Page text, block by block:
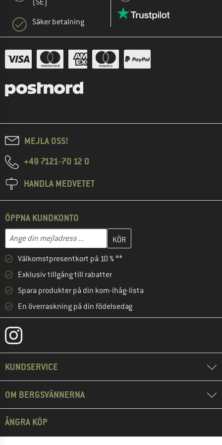
(SE)
Säker betalning
MEJLA OSS!
+49 7121-70 12 0
HANDLA MEDVETET
ÖPPNA KUNDKONTO
Mejladress
Skriv in din e-postadress här och skapa ditt kundkonto i nästa
Välkomstpresentkort på 10 % **
Exklusiv tillgång till rabatter
Spara produkter på din kom-ihåg-lista
En överraskning på din födelsedag
KUNDSERVICE
OM BERGSVÄNNERNA
ÅNGRA KÖP